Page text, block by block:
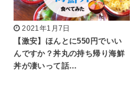
2021年1月7日
【激安】ほんとに550円でいい
んですか？丼丸の持ち帰り海鮮
丼が凄いって話…